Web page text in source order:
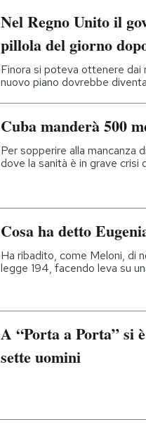
Nel Regno Unito il
pillola del giorno
Finora si poteva ottenere dai
nuovo piano dovrebbe
Cuba manderà 500
Per sopperire alla mancanza
dove la sanità è in grave crisi
Cosa ha detto
Ha ribadito, come Meloni, di
legge 194, facendo leva su
A “Porta a Porta” si
sette uomini